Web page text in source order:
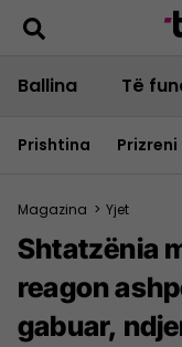
Ballina Të
Prishtina Prizreni
Magazina > Yjet
Shtatzënia
reagon
gabuar,